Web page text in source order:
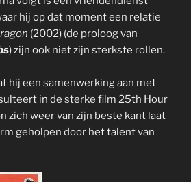
hij op dat moment een relatie
(2002) (de proloog van
) zijn ook niet zijn sterkste rollen.
hij een samenwerking aan met
in de sterke film 25th Hour
zich weer van zijn beste kant laat
geholpen door het talent van